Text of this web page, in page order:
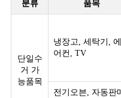
분류 품목
단일수
거 가
능품목
냉장고, 세탁기, 에
어컨, TV
전기오븐, 자동판